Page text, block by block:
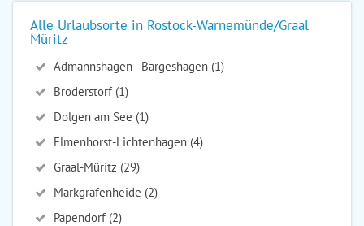
Alle Urlaubsorte in Rostock-Warnemünde/Graal
Müritz
Admannshagen - Bargeshagen (1)
Broderstorf (1)
Dolgen am See (1)
Elmenhorst-Lichtenhagen (4)
Graal-Müritz (29)
Markgrafenheide (2)
Papendorf (2)